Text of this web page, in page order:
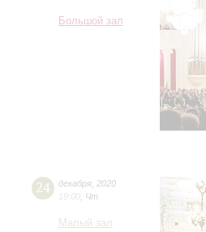
Большой зал
24 декабря 2020
19:00 Чт
Малый зал